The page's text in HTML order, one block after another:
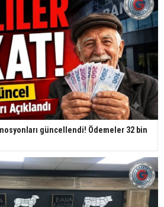
güncellendi! Ödemeler 32 bin